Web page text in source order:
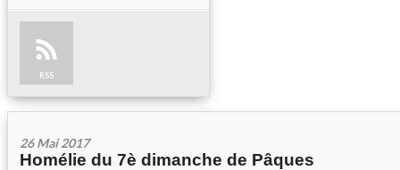
RSS
26 Mai 2017
Homélie du 7è dimanche de Pâques